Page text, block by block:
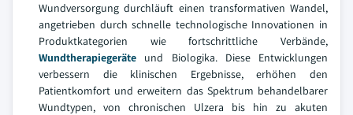
Wundversorgung durchläuft einen transformativen Wandel,
angetrieben durch schnelle technologische Innovationen in
Produktkategorien wie fortschrittliche Verbände,
Wundtherapiegeräte und Biologika. Diese Entwicklungen
verbessern die klinischen Ergebnisse, erhöhen den
Patientkomfort und erweitern das Spektrum behandelbarer
Wundtypen, von chronischen Ulzera bis hin zu akuten